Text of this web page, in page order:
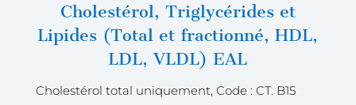
Cholestérol, Triglycérides et
Lipides (Total et fractionné, HDL,
LDL, VLDL) EAL
Cholestérol total uniquement, Code : CT. B15